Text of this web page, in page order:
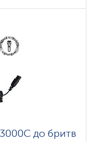
до бритв